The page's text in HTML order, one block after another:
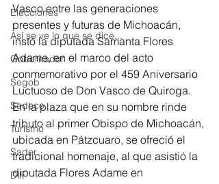
Elecciones
Así se ve lo que se dice...
Gobernador
Segob
Sedeco
Turismo
Sader
DIF
Vasco entre las generaciones
presentes y futuras de Michoacán,
instó la diputada Samanta Flores
Adame, en el marco del acto
conmemorativo por el 459 Aniversario
Luctuoso de Don Vasco de Quiroga.
En la plaza que en su nombre rinde
tributo al primer Obispo de Michoacán,
ubicada en Pátzcuaro, se ofreció el
tradicional homenaje, al que asistió la
diputada Flores Adame en